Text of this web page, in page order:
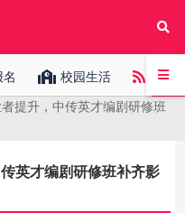
名 校园生活 中传
提升，中传英才编剧研修班
英才编剧研修班补齐影